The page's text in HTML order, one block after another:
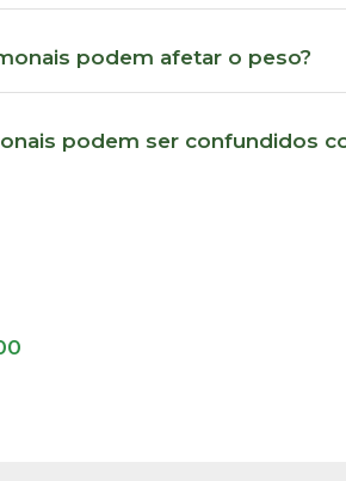
podem afetar o peso?
podem ser confundidos